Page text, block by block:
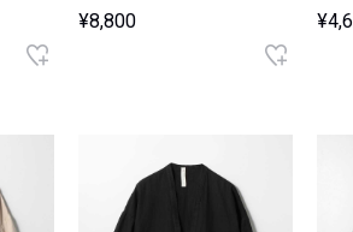
¥8,800